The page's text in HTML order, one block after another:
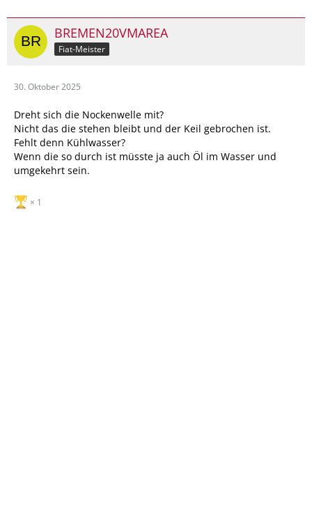
BREMEN20VMAREA
Fiat-Meister
30. Oktober 2025
Dreht sich die Nockenwelle mit?
Nicht das die stehen bleibt und der Keil gebrochen ist.
Fehlt denn Kühlwasser?
Wenn die so durch ist müsste ja auch Öl im Wasser und
umgekehrt sein.
1